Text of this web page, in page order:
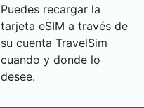
Puedes recargar la
tarjeta eSIM a través de
su cuenta TravelSim
cuando y donde lo
desee.